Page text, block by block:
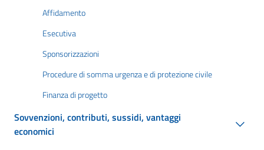
Affidamento
Esecutiva
Sponsorizzazioni
Procedure di somma urgenza e di protezione civile
Finanza di progetto
Sovvenzioni, contributi, sussidi, vantaggi
economici